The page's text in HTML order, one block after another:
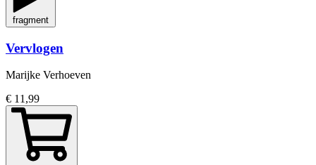
fragment
Vervlogen
Marijke Verhoeven
€ 11,99